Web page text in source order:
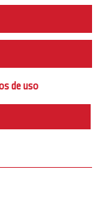
de uso